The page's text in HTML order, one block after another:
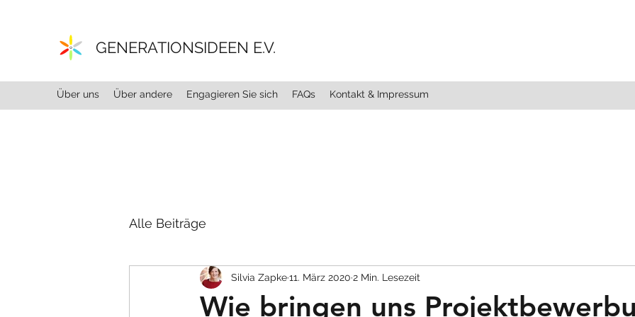
GENERATIONSIDEEN E.V.
Über uns Über andere Engagieren Sie sich FAQs Kontakt & Impressum
Alle Beiträge
Wie bringen uns
Silvia Zapke11. März 2020 2 Min. Lesezeit